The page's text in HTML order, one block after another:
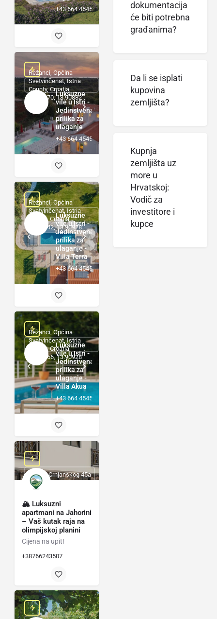
+43 664 4545920
Luksuzne
vile u Istri -
Jedinstvena
prilika za
ulaganje
+43 664 4545920
Režanci, Općina
Svetvinčenat, Istria
County, Croatia,
45.04370, 13.90882
Luksuzne
vile u Istri -
Jedinstvena
prilika za
ulaganje -
Villa Terra
+43 664 4545920
Režanci, Općina
Svetvinčenat, Istria
County, Croatia,
45.04442, 13.90928
Luksuzne
vile u Istri -
Jedinstvena
prilika za
ulaganje -
Villa Akua
+43 664 4545920
Režanci, Općina
Svetvinčenat, Istria
County, Croatia,
45.04466, 13.90928
🏔 Luksuzni
apartmani na Jahorini
– Vaš kutak raja na
olimpijskoj planini
Cijena na upit!
+38766243507
Miloša Crnjanskog 45a
dokumentacija
će biti potrebna
građanima?
Da li se isplati
kupovina
zemljišta?
Kupnja
zemljišta uz
more u
Hrvatskoj:
Vodič za
investitore i
kupce